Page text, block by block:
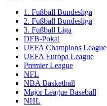
1. Fußball Bundesliga
2. Fußball Bundesliga
3. Fußball Liga
DFB-Pokal
UEFA Champions League
UEFA Europa League
Premier League
NFL
NBA Basketball
Major League Baseball
NHL